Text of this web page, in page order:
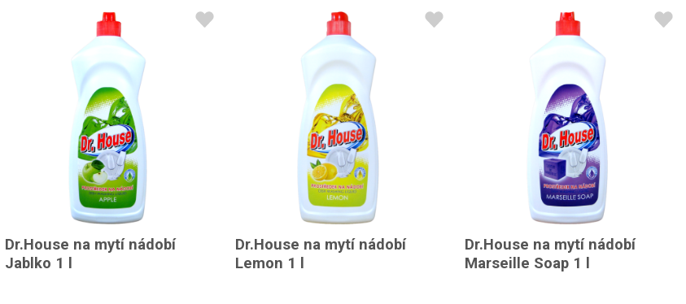
Dr.House na mytí nádobí
Jablko 1 l
Dr.House na mytí nádobí
Lemon 1 l
Dr.House na mytí nádobí
Marseille Soap 1 l